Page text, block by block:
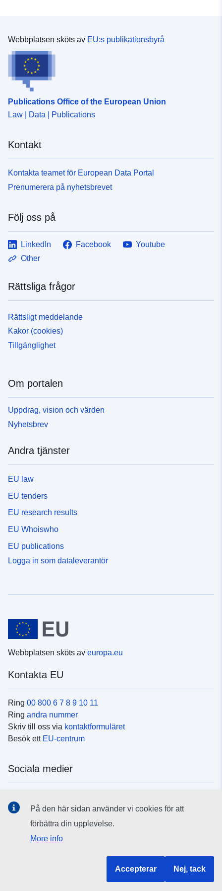
Identifierare:
ae12691f-39d6-464e-9662-
uriRef:
Typ:
Webbplatsen sköts av EU:s publikationsbyrå
Publications Office of the European Union
Law | Data | Publications
Kontakt
Kontakta teamet för European Data Portal
Prenumerera på nyhetsbrevet
Följ oss på
LinkedIn Facebook
Youtube
Other
Rättsliga frågor
Rättsligt meddelande
Kakor (cookies)
Tillgänglighet
Om portalen
Uppdrag, vision och värden
Nyhetsbrev
Andra tjänster
EU law
EU tenders
EU research results
EU Whoiswho
EU publications
Logga in som dataleverantör
Webbplatsen sköts av europa.eu
Kontakta EU
Ring 00 800 6 7 8 9 10 11
Ring andra nummer
Skriv till oss via kontaktformuläret
Besök ett EU-centrum
Sociala medier
EU:s institutioner och organ
På den här sidan använder vi cookies för att
förbättra din upplevelse.
More info
Accepterar Nej, tack